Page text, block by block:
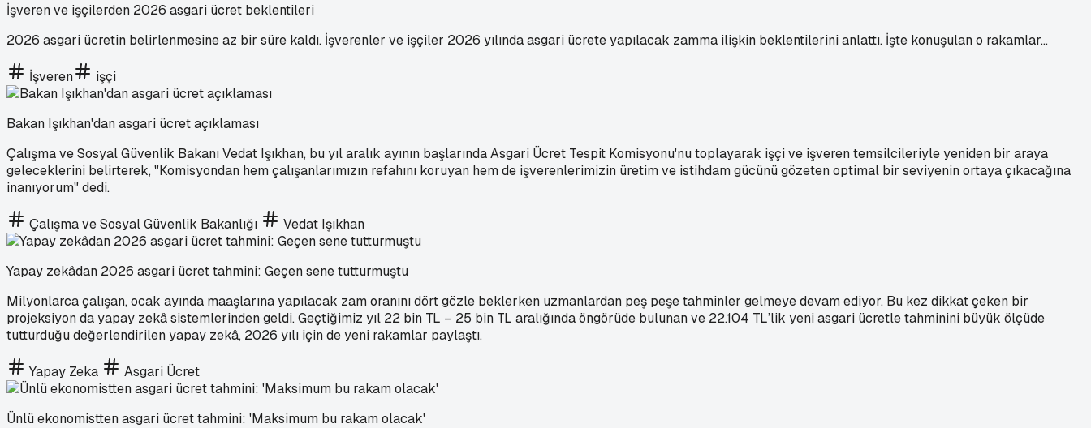
İşveren ve işçilerden 2026 asgari ücret beklentileri
2026 asgari ücretin belirlenmesine az bir süre kaldı. İşverenler ve işçiler 2026 yılında asgari ücrete yapılacak zamma ilişkin beklentilerini anlattı. İşte konuşulan o rakamlar...
İşveren işçi
Bakan Işıkhan'dan asgari ücret açıklaması
Çalışma ve Sosyal Güvenlik Bakanı Vedat Işıkhan, bu yıl aralık ayının başlarında Asgari Ücret Tespit Komisyonu'nu toplayarak işçi ve işveren temsilcileriyle yeniden bir araya
geleceklerini belirterek, "Komisyondan hem çalışanlarımızın refahını koruyan hem de işverenlerimizin üretim ve istihdam gücünü gözeten optimal bir seviyenin ortaya çıkacağına
inanıyorum" dedi.
Çalışma ve Sosyal Güvenlik Bakanlığı Vedat Işıkhan
Yapay zekâdan 2026 asgari ücret tahmini: Geçen sene tutturmuştu
Milyonlarca çalışan, ocak ayında maaşlarına yapılacak zam oranını dört gözle beklerken uzmanlardan peş peşe tahminler gelmeye devam ediyor. Bu kez dikkat çeken bir
projeksiyon da yapay zekâ sistemlerinden geldi. Geçtiğimiz yıl 22 bin TL – 25 bin TL aralığında öngörüde bulunan ve 22.104 TL’lik yeni asgari ücretle tahminini büyük ölçüde
tutturduğu değerlendirilen yapay zekâ, 2026 yılı için de yeni rakamlar paylaştı.
Yapay Zeka Asgari Ücret
Ünlü ekonomistten asgari ücret tahmini: 'Maksimum bu rakam olacak'